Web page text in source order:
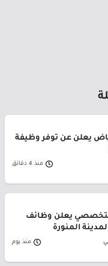
يعلن عن توفر وظيفة
منذ 4 دقائق
يعلن وظائف
المنورة
منذ يوم